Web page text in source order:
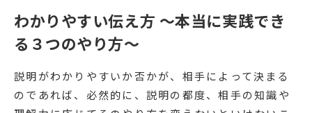
わかりやすい伝え方 〜本当に実践でき
る３つのやり方〜
説明がわかりやすいか否かが、相手によって決まる
のであれば、必然的に、説明の都度、相手の知識や